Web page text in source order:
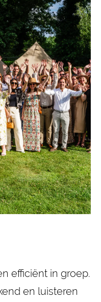
efficiënt in groep.
en luisteren